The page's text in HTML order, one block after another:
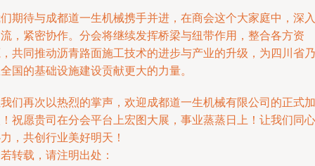
期待与成都道一生机械携手并进，在商会这个大家庭中，深入
，紧密协作。分会将继续发挥桥梁与纽带作用，整合各方资
共同推动沥青路面施工技术的进步与产业的升级，为四川省乃
国的基础设施建设贡献更大的力量。
们再次以热烈的掌声，欢迎成都道一生机械有限公司的正式加
祝愿贵司在分会平台上宏图大展，事业蒸蒸日上！让我们同心
，共创行业美好明天！
转载，请注明出处：